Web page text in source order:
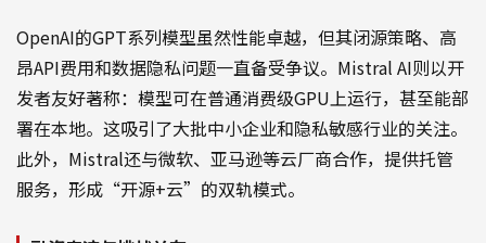
OpenAI的GPT系列模型虽然性能卓越，但其闭源策略、高
昂API费用和数据隐私问题一直备受争议。Mistral AI则以开
发者友好著称：模型可在普通消费级GPU上运行，甚至能部
署在本地。这吸引了大批中小企业和隐私敏感行业的关注。
此外，Mistral还与微软、亚马逊等云厂商合作，提供托管
服务，形成“开源+云”的双轨模式。